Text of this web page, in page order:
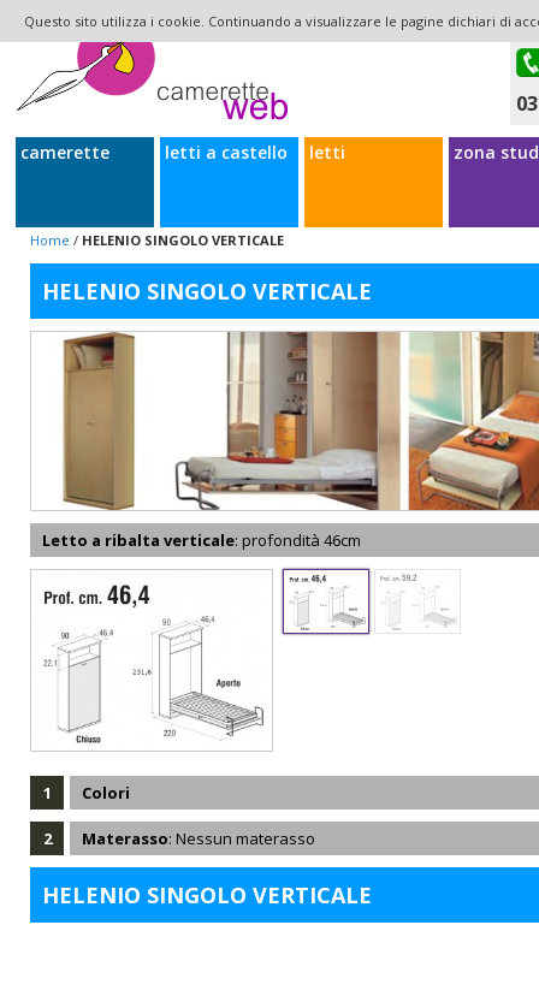
camerette letti a castello letti zona
Home / HELENIO SINGOLO VERTICALE
HELENIO SINGOLO VERTICALE
Letto a ribalta verticale: profondità 46cm
1 Colori
2 Materasso: Nessun materasso
HELENIO SINGOLO VERTICALE
Questo sito utilizza i cookie. Continuando a visualizzare le pagine dichiari di